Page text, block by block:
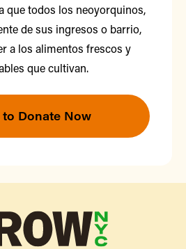
que todos los neoyorquinos,
de sus ingresos o barrio,
a los alimentos frescos y
que cultivan.
Donate Now